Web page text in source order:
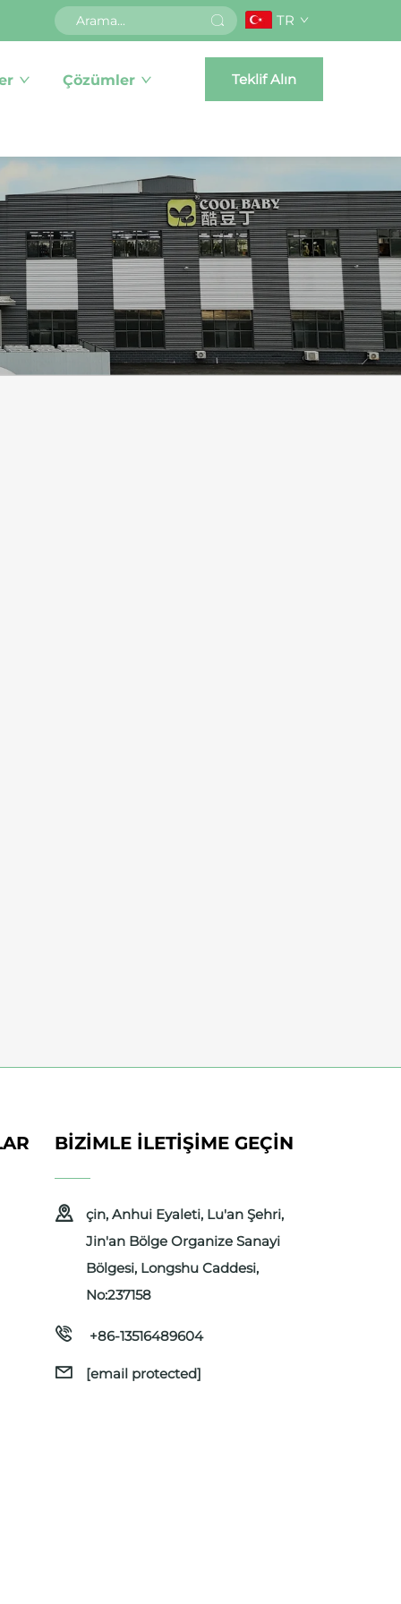
TR
Çözümler Teklif Alın
BIZIMLE İLETIŞIME GEÇIN
çin, Anhui Eyaleti, Lu'an Şehri,
Jin'an Bölge Organize Sanayi
Bölgesi, Longshu Caddesi,
No:237158
+86-13516489604
[email protected]